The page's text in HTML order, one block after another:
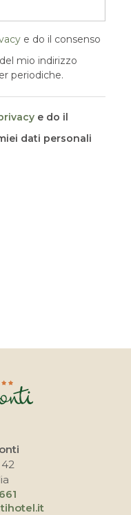
e do il consenso
mio indirizzo
periodiche.
e do il
dati personali